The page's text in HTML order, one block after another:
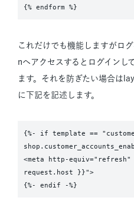
これだけでも機能しますがロ
nへアクセスするとログインし
ます。それを防ぎたい場合は
に下記を記述します。
{%- if template ==
<meta http-
request.host }}">